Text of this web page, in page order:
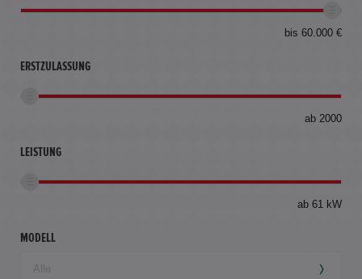
bis 60.000 €
ERSTZULASSUNG
ab 2000
LEISTUNG
ab 61 kW
MODELL